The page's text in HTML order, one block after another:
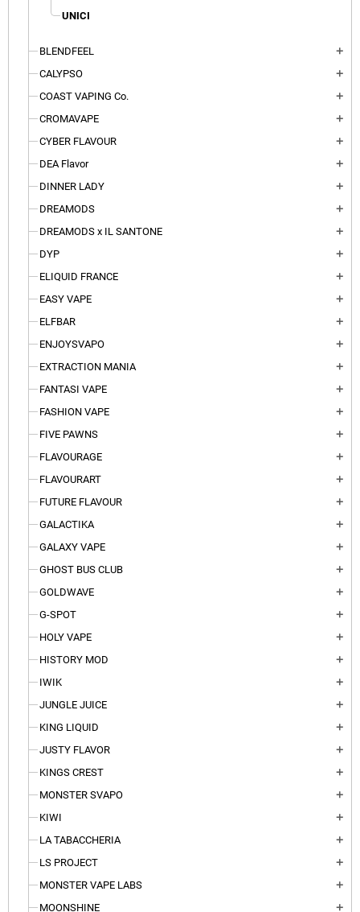
UNICI
BLENDFEEL add
CALYPSO add
COAST VAPING Co. add
CROMAVAPE add
CYBER FLAVOUR add
DEA Flavor add
DINNER LADY add
DREAMODS add
DREAMODS x IL SANTONE add
DYP add
ELIQUID FRANCE add
EASY VAPE add
ELFBAR add
ENJOYSVAPO add
EXTRACTION MANIA add
FANTASI VAPE add
FASHION VAPE add
FIVE PAWNS add
FLAVOURAGE add
FLAVOURART add
FUTURE FLAVOUR add
GALACTIKA add
GALAXY VAPE add
GHOST BUS CLUB add
GOLDWAVE add
G-SPOT add
HOLY VAPE add
HISTORY MOD add
IWIK add
JUNGLE JUICE add
KING LIQUID add
JUSTY FLAVOR add
KINGS CREST add
MONSTER SVAPO add
KIWI add
LA TABACCHERIA add
LS PROJECT add
MONSTER VAPE LABS add
MOONSHINE add